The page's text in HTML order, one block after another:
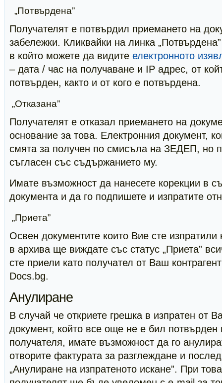
„Потвърдена”
Получателят е потвърдил приемането на
забележки. Кликвайки на линка
в който можете да видите електронното
– дата / час на получаване и IP адрес, от
потвърден, както и от кого е потвърдена.
„Отказана”
Получателят е отказал приемането на
основание за това. Електронния документ,
смята за получен по смисъла на ЗЕДЕП, но
съгласен със съдържанието му.
Имате възможност да нанесете корекции в
документа и да го подпишете и изпратите
„Приета”
Освен документите които Вие сте изпратили
в архива ще виждате със статус „Приета”
сте приели като получател от Ваш
Docs.bg.
Анулиране
В случай че откриете грешка в изпратен от
документ, който все още не е бил потвърден
получателя, имате възможност да го
отворите фактурата за разглеждане и
„Анулиране на изпратеното искане”. При